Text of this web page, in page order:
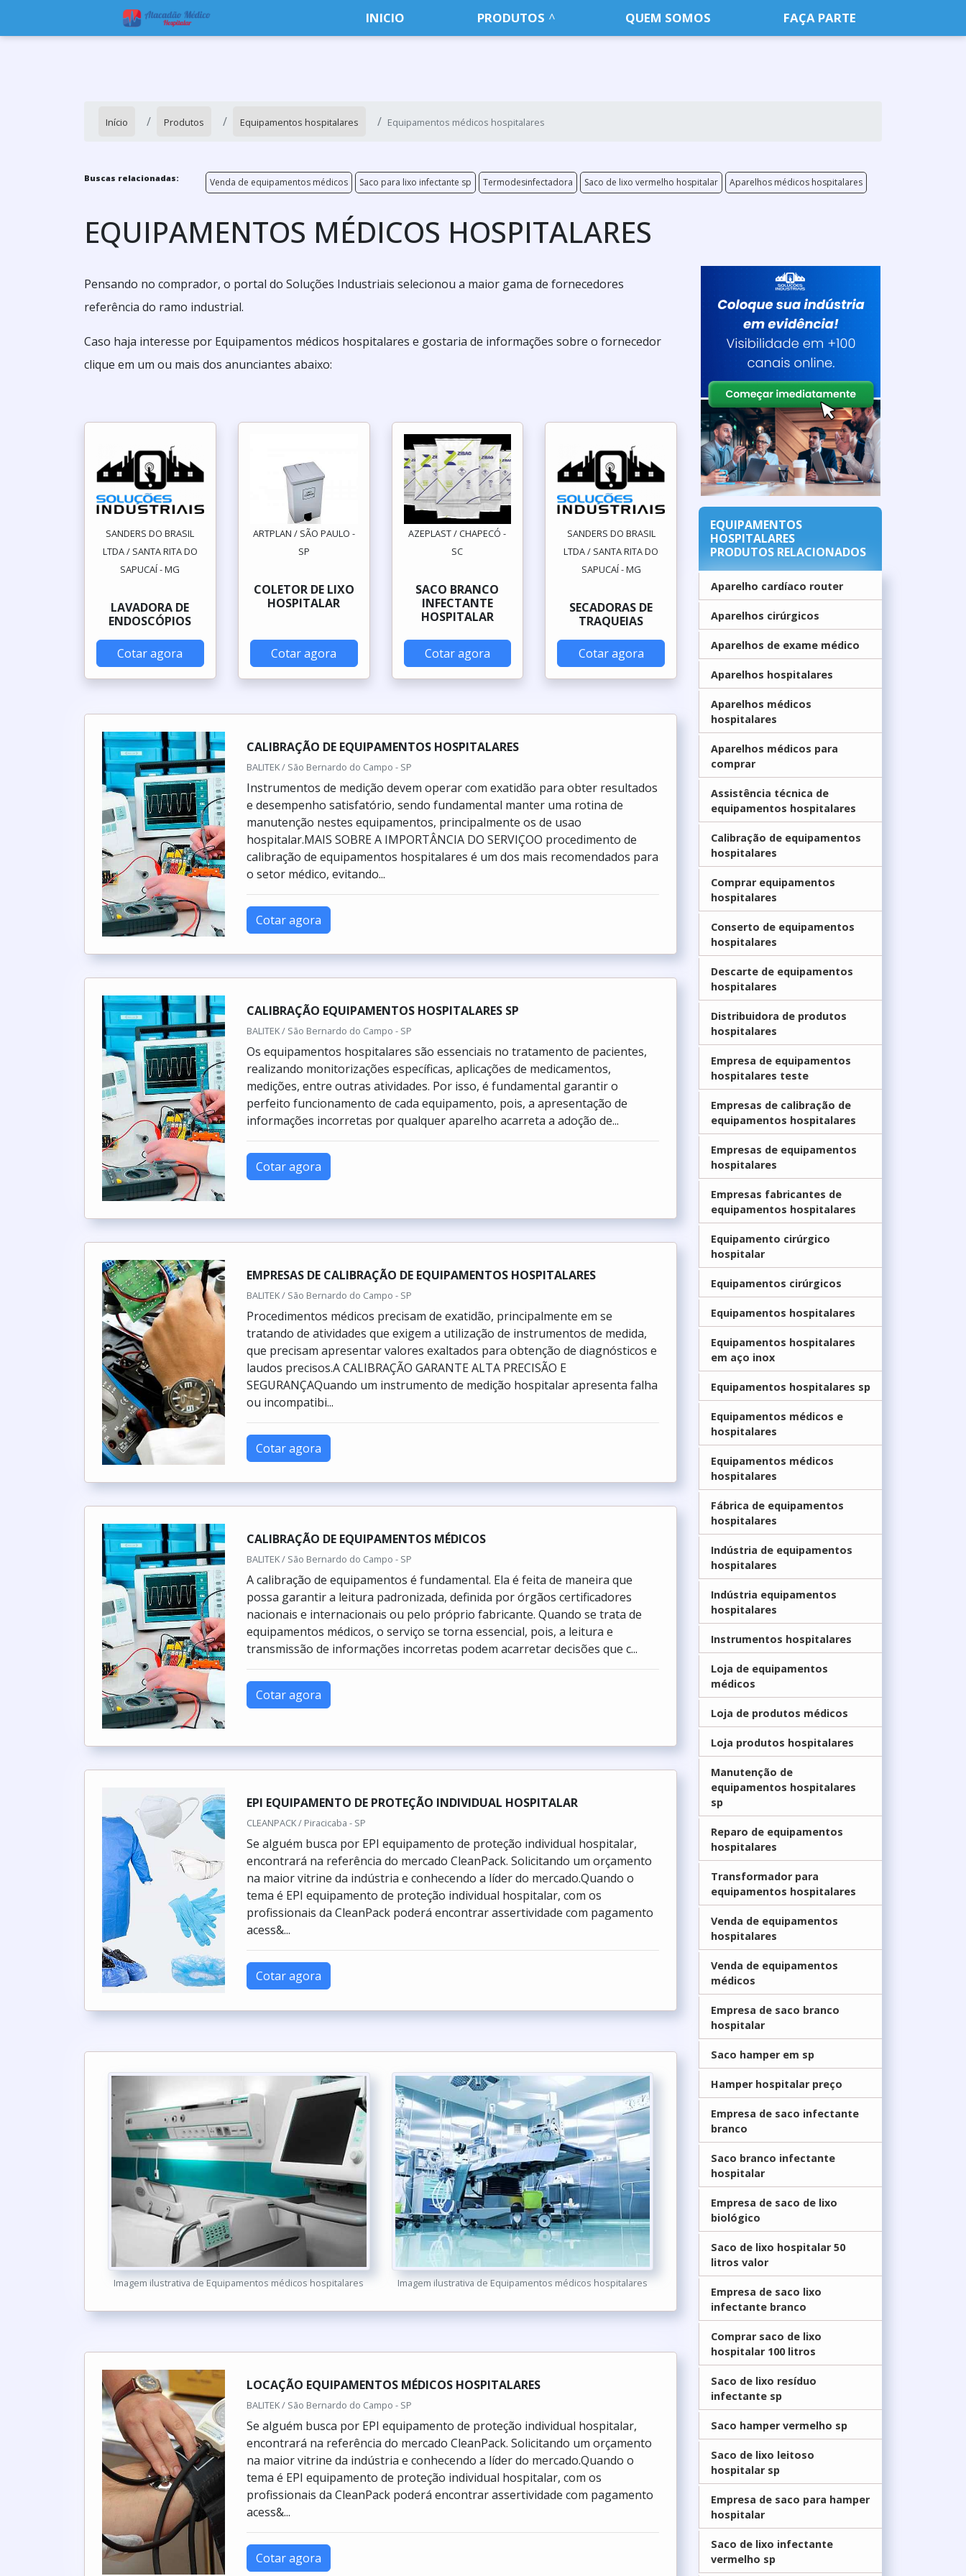
INICIO PRODUTOS QUEM SOMOS FAÇA PARTE
Início Produtos Equipamentos hospitalares Equipamentos médicos hospitalares
Buscas relacionadas: Venda de equipamentos médicos Saco para lixo infectante sp Termodesinfectadora Saco de lixo vermelho hospitalar Aparelhos médicos hospitalares
EQUIPAMENTOS MÉDICOS HOSPITALARES
Pensando no comprador, o portal do Soluções Industriais selecionou a maior gama de fornecedores
referência do ramo industrial.
Caso haja interesse por Equipamentos médicos hospitalares e gostaria de informações sobre o fornecedor
clique em um ou mais dos anunciantes abaixo:
SANDERS DO BRASIL
LTDA / SANTA RITA DO
SAPUCAÍ - MG
LAVADORA DE
ENDOSCÓPIOS
Cotar agora
ARTPLAN / SÃO PAULO -
SP
COLETOR DE LIXO
HOSPITALAR
Cotar agora
AZEPLAST / CHAPECÓ -
SC
SACO BRANCO
INFECTANTE
HOSPITALAR
Cotar agora
SANDERS DO BRASIL
LTDA / SANTA RITA DO
SAPUCAÍ - MG
SECADORAS DE
TRAQUEIAS
Cotar agora
CALIBRAÇÃO DE EQUIPAMENTOS HOSPITALARES
BALITEK / São Bernardo do Campo - SP
Instrumentos de medição devem operar com exatidão para obter resultados
e desempenho satisfatório, sendo fundamental manter uma rotina de
manutenção nestes equipamentos, principalmente os de usao
hospitalar.MAIS SOBRE A IMPORTÂNCIA DO SERVIÇOO procedimento de
calibração de equipamentos hospitalares é um dos mais recomendados para
o setor médico, evitando...
Cotar agora
CALIBRAÇÃO EQUIPAMENTOS HOSPITALARES SP
BALITEK / São Bernardo do Campo - SP
Os equipamentos hospitalares são essenciais no tratamento de pacientes,
realizando monitorizações específicas, aplicações de medicamentos,
medições, entre outras atividades. Por isso, é fundamental garantir o
perfeito funcionamento de cada equipamento, pois, a apresentação de
informações incorretas por qualquer aparelho acarreta a adoção de...
Cotar agora
EMPRESAS DE CALIBRAÇÃO DE EQUIPAMENTOS HOSPITALARES
BALITEK / São Bernardo do Campo - SP
Procedimentos médicos precisam de exatidão, principalmente em se
tratando de atividades que exigem a utilização de instrumentos de medida,
que precisam apresentar valores exaltados para obtenção de diagnósticos e
laudos precisos.A CALIBRAÇÃO GARANTE ALTA PRECISÃO E
SEGURANÇAQuando um instrumento de medição hospitalar apresenta falha
ou incompatibi...
Cotar agora
CALIBRAÇÃO DE EQUIPAMENTOS MÉDICOS
BALITEK / São Bernardo do Campo - SP
A calibração de equipamentos é fundamental. Ela é feita de maneira que
possa garantir a leitura padronizada, definida por órgãos certificadores
nacionais e internacionais ou pelo próprio fabricante. Quando se trata de
equipamentos médicos, o serviço se torna essencial, pois, a leitura e
transmissão de informações incorretas podem acarretar decisões que c...
Cotar agora
EPI EQUIPAMENTO DE PROTEÇÃO INDIVIDUAL HOSPITALAR
CLEANPACK / Piracicaba - SP
Se alguém busca por EPI equipamento de proteção individual hospitalar,
encontrará na referência do mercado CleanPack. Solicitando um orçamento
na maior vitrine da indústria e conhecendo a líder do mercado.Quando o
tema é EPI equipamento de proteção individual hospitalar, com os
profissionais da CleanPack poderá encontrar assertividade com pagamento
acess&...
Cotar agora
Imagem ilustrativa de Equipamentos médicos hospitalares Imagem ilustrativa de Equipamentos médicos hospitalares
LOCAÇÃO EQUIPAMENTOS MÉDICOS HOSPITALARES
BALITEK / São Bernardo do Campo - SP
Se alguém busca por EPI equipamento de proteção individual hospitalar,
encontrará na referência do mercado CleanPack. Solicitando um orçamento
na maior vitrine da indústria e conhecendo a líder do mercado.Quando o
tema é EPI equipamento de proteção individual hospitalar, com os
profissionais da CleanPack poderá encontrar assertividade com pagamento
acess&...
Cotar agora
EQUIPAMENTOS
HOSPITALARES
PRODUTOS RELACIONADOS
Aparelho cardíaco router
Aparelhos cirúrgicos
Aparelhos de exame médico
Aparelhos hospitalares
Aparelhos médicos
hospitalares
Aparelhos médicos para
comprar
Assistência técnica de
equipamentos hospitalares
Calibração de equipamentos
hospitalares
Comprar equipamentos
hospitalares
Conserto de equipamentos
hospitalares
Descarte de equipamentos
hospitalares
Distribuidora de produtos
hospitalares
Empresa de equipamentos
hospitalares teste
Empresas de calibraç­ão de
equipamentos hospitalares
Empresas de equipamentos
hospitalares
Empresas fabricantes de
equipamentos hospitalares
Equipamento cirúrgico
hospitalar
Equipamentos cirúrgicos
Equipamentos hospitalares
Equipamentos hospitalares
em aço inox
Equipamentos hospitalares sp
Equipamentos médicos e
hospitalares
Equipamentos médicos
hospitalares
Fábrica de equipamentos
hospitalares
Indústria de equipamentos
hospitalares
Indústria equipamentos
hospitalares
Instrumentos hospitalares
Loja de equipamentos
médicos
Loja de produtos médicos
Loja produtos hospitalares
Manutenção de
equipamentos hospitalares
sp
Reparo de equipamentos
hospitalares
Transformador para
equipamentos hospitalares
Venda de equipamentos
hospitalares
Venda de equipamentos
médicos
Empresa de saco branco
hospitalar
Saco hamper em sp
Hamper hospitalar preço
Empresa de saco infectante
branco
Saco branco infectante
hospitalar
Empresa de saco de lixo
biológico
Saco de lixo hospitalar 50
litros valor
Empresa de saco lixo
infectante branco
Comprar saco de lixo
hospitalar 100 litros
Saco de lixo resíduo
infectante sp
Saco hamper vermelho sp
Saco de lixo leitoso
hospitalar sp
Empresa de saco para hamper
hospitalar
Saco de lixo infectante
vermelho sp